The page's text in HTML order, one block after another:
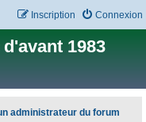
Connexion
Inscription
1983
administrateur du forum